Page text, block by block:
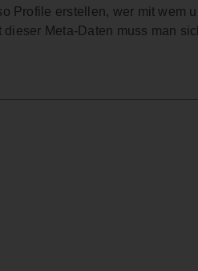
Profile erstellen, wer mit wem
Meta-Daten muss man